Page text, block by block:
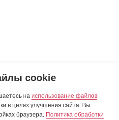
cookie
на использование файлов
в целях улучшения сайта. Вы
браузера. Политика обработки